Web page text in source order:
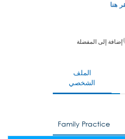
هنا
إضافة إلى المفضلة
الملف
الشخصي
Family Practice